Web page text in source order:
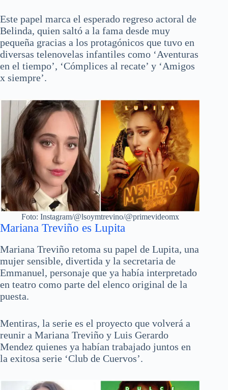
Este papel marca el esperado regreso actoral de
Belinda, quien saltó a la fama desde muy
pequeña gracias a los protagónicos que tuvo en
diversas telenovelas infantiles como ‘Aventuras
en el tiempo’, ‘Cómplices al recate’ y ‘Amigos
x siempre’.
Foto: Instagram/@lsoymtrevino/@primevideomx
Mariana Treviño es Lupita
Mariana Treviño retoma su papel de Lupita, una
mujer sensible, divertida y la secretaria de
Emmanuel, personaje que ya había interpretado
en teatro como parte del elenco original de la
puesta.
Mentiras, la serie es el proyecto que volverá a
reunir a Mariana Treviño y Luis Gerardo
Mendez quienes ya habían trabajado juntos en
la exitosa serie ‘Club de Cuervos’.